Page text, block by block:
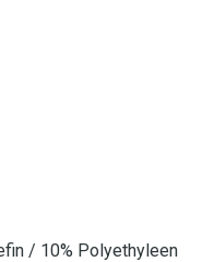
/ 10% Polyethyleen